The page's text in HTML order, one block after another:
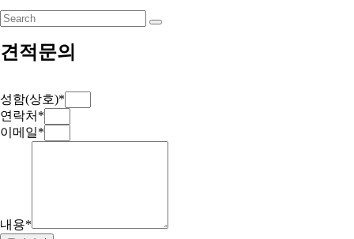
견적문의
성함(상호)*
연락처*
이메일*
내용*